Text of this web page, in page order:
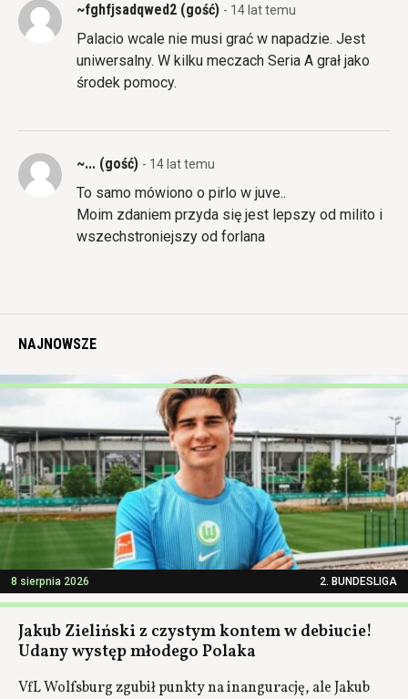
~fghfjsadqwed2 (gość) - 14 lat temu
Palacio wcale nie musi grać w napadzie. Jest
uniwersalny. W kilku meczach Seria A grał jako
środek pomocy.
~... (gość) - 14 lat temu
To samo mówiono o pirlo w juve..
Moim zdaniem przyda się jest lepszy od milito i
wszechstroniejszy od forlana
NAJNOWSZE
8 sierpnia 2026 2. BUNDESLIGA
Jakub Zieliński z czystym kontem w debiucie!
Udany występ młodego Polaka
VfL Wolfsburg zgubił punkty na inangurację, ale Jakub